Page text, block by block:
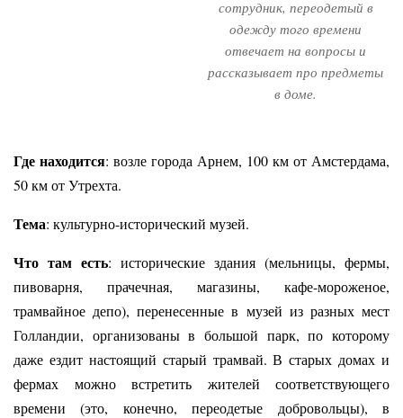
сотрудник, переодетый в
одежду того времени
отвечает на вопросы и
рассказывает про предметы
в доме.
Где находится: возле города Арнем, 100 км от Амстердама,
50 км от Утрехта.
Тема: культурно-исторический музей.
Что там есть: исторические здания (мельницы, фермы,
пивоварня, прачечная, магазины, кафе-мороженое,
трамвайное депо), перенесенные в музей из разных мест
Голландии, организованы в большой парк, по которому
даже ездит настоящий старый трамвай. В старых домах и
фермах можно встретить жителей соответствующего
времени (это, конечно, переодетые добровольцы), в